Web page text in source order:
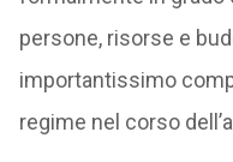
persone, risorse e
importantissimo
regime nel corso